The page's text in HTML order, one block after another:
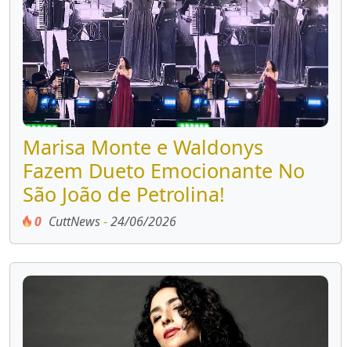
Marisa Monte e Waldonys
Fazem Dueto Emocionante No
São João de Petrolina!
0 CuttNews-24/06/2026